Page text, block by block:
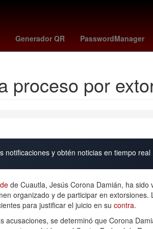
Generador QR PasswordManager
noruega fc diomande Luisa María
proceso por
notificaciones y obtén noticias en tiempo real
de Cuautla, Jesús Corona Damián, ha
organizado y de participar en
para justificar el juicio en su contra.
acusaciones, se determinó que Corona